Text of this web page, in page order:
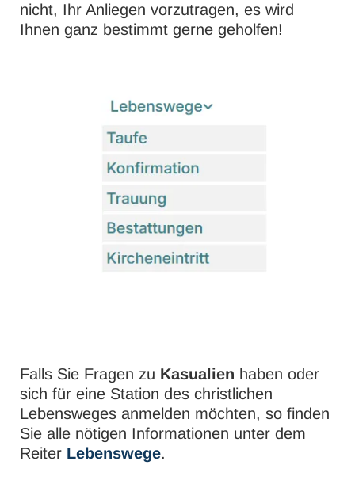
nicht, Ihr Anliegen vorzutragen, es wird
Ihnen ganz bestimmt gerne geholfen!
Falls Sie Fragen zu Kasualien haben oder
sich für eine Station des christlichen
Lebensweges anmelden möchten, so finden
Sie alle nötigen Informationen unter dem
Reiter Lebenswege.